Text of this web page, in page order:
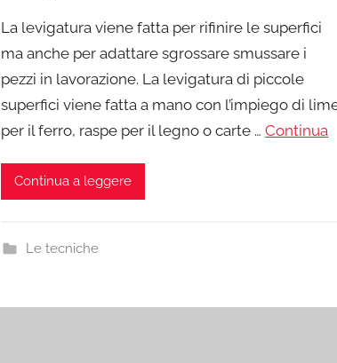
La levigatura viene fatta per rifinire le superfici
ma anche per adattare sgrossare smussare i
pezzi in lavorazione. La levigatura di piccole
superfici viene fatta a mano con l’impiego di
per il ferro, raspe per il legno o carte …Continua
Continua a leggere
Le tecniche